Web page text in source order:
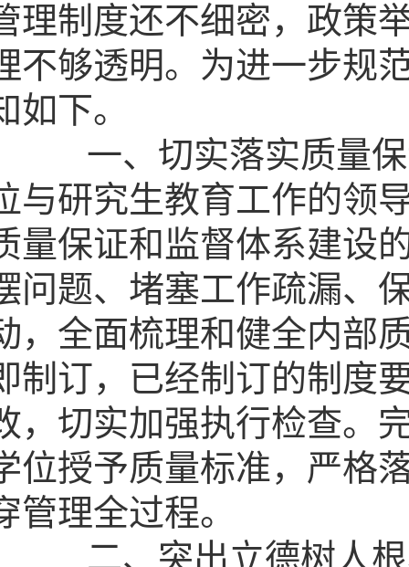
理制度还不细密，政策
不够透明。为进一步规
如下。
一、切实落实质量保
与研究生教育工作的领
量保证和监督体系建设
问题、堵塞工作疏漏、
，全面梳理和健全内部
制订，已经制订的制度
，切实加强执行检查。
位授予质量标准，严格
管理全过程。
二、突出立德树人根